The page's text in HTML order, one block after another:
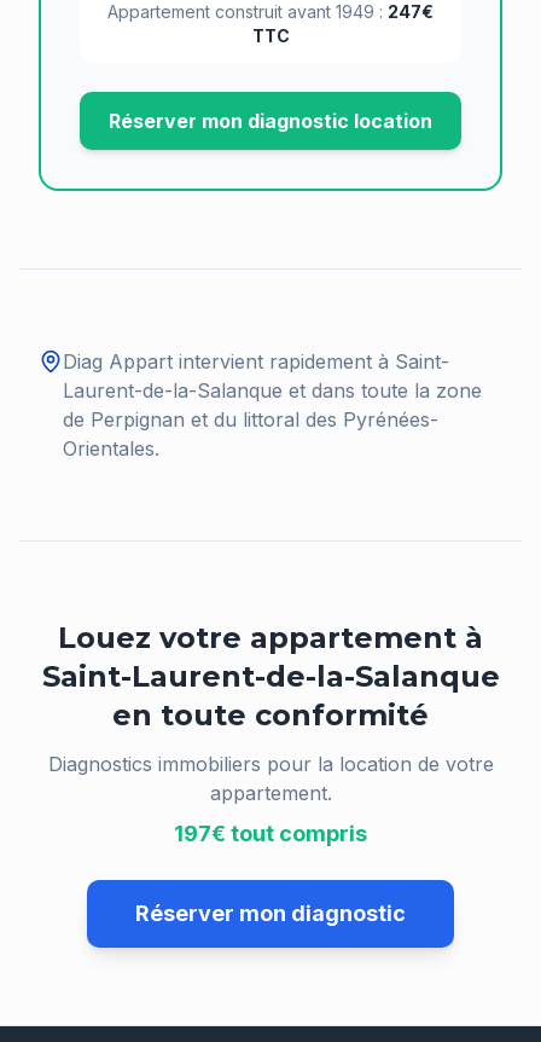
Appartement construit avant 1949 : 247€
TTC
Réserver mon diagnostic location
Diag Appart intervient rapidement à Saint-
Laurent-de-la-Salanque et dans toute la zone
de Perpignan et du littoral des Pyrénées-
Orientales.
Louez votre appartement à
Saint-Laurent-de-la-Salanque
en toute conformité
Diagnostics immobiliers pour la location de votre
appartement.
197€ tout compris
Réserver mon diagnostic